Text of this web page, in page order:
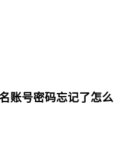
账号密码忘记了怎